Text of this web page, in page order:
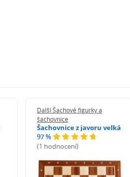
Další Šachové figurky a
šachovnice
Šachovnice z javoru velká
97 %
(1 hodnocení)